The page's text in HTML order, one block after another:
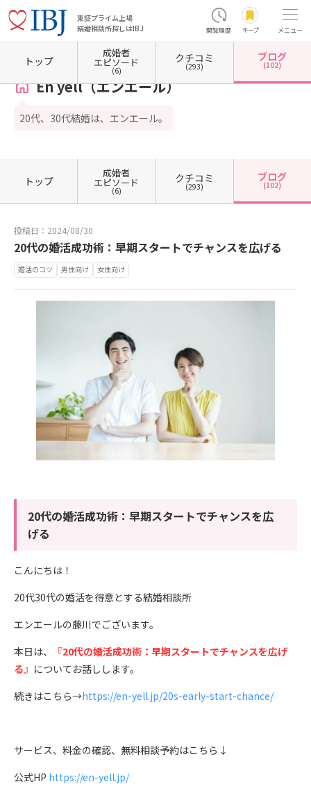
東証プライム上場
結婚相談所探しはIBJ
閲覧履歴 キープ メニュー
ホーム 広島県の結婚相談所 広島県広島市 広島県広島市中区 En yell（エンエール）
En yell（エンエール）
20代、30代結婚は、エンエール。
トップ
成婚者
エピソード
(6)
クチコミ
(293)
ブログ
(102)
トップ
成婚者
エピソード
(6)
クチコミ
(293)
ブログ
(102)
投稿日：2024/08/30
20代の婚活成功術：早期スタートでチャンスを広げる
婚活のコツ 男性向け 女性向け
20代の婚活成功術：早期スタートでチャンスを広
げる
こんにちは！
20代30代の婚活を得意とする結婚相談所
エンエールの藤川でございます。
本日は、
『20代の婚活成功術：早期スタートでチャンスを広げ
る』 についてお話しします。
続きはこちら→https://en-yell.jp/20s-early-start-chance/
サービス、料金の確認、無料相談予約はこちら↓
公式HP https://en-yell.jp/